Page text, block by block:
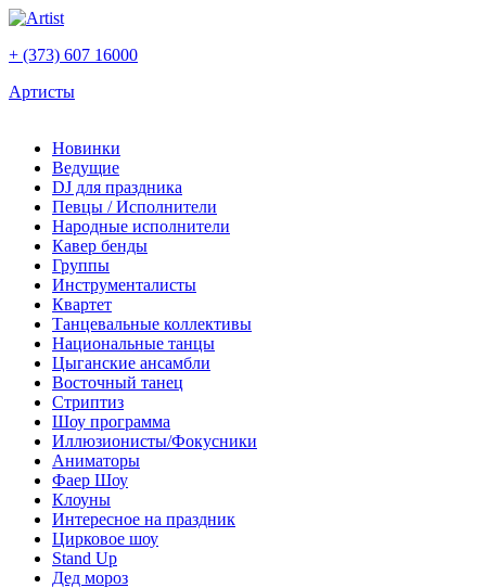
+ (373) 607 16000
Артисты
Новинки
Ведущие
DJ для праздника
Певцы / Исполнители
Народные исполнители
Кавер бенды
Группы
Инструменталисты
Квартет
Танцевальные коллективы
Национальные танцы
Цыганские ансамбли
Восточный танец
Стриптиз
Шоу программа
Иллюзионисты/Фокусники
Аниматоры
Фаер Шоу
Клоуны
Интересное на праздник
Цирковое шоу
Stand Up
Дед мороз